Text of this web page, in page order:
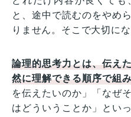
と、途中で読むのをやめ
りません。そこで大切に
論理的思考力とは、伝え
然に理解できる順序で組
を伝えたいのか」「なぜ
はどういうことか」とい